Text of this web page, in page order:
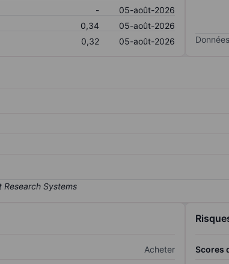
-
05-août-2026
0,34
05-août-2026
0,32 05-août-2026
Acheter Scores